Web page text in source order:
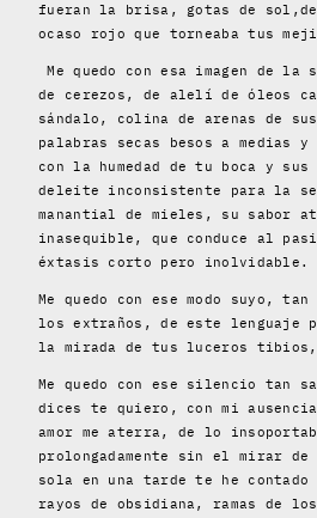
fueran la brisa, gotas de
ocaso rojo que torneaba tus
Me quedo con esa imagen de
de cerezos, de alelí de óleos
sándalo, colina de arenas de
palabras secas besos a medias y
con la humedad de tu boca y
deleite inconsistente para la
manantial de mieles, su sabor
inasequible, que conduce al
éxtasis corto pero inolvidable.
Me quedo con ese modo suyo,
los extraños, de este lenguaje
la mirada de tus luceros
Me quedo con ese silencio tan
dices te quiero, con mi
amor me aterra, de lo
prolongadamente sin el mirar
sola en una tarde te he contado
rayos de obsidiana, ramas de